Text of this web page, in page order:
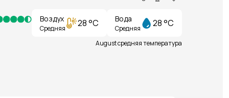
Воздух
Средняя 28 °C Вода
Средняя 28 °C
August средняя температура